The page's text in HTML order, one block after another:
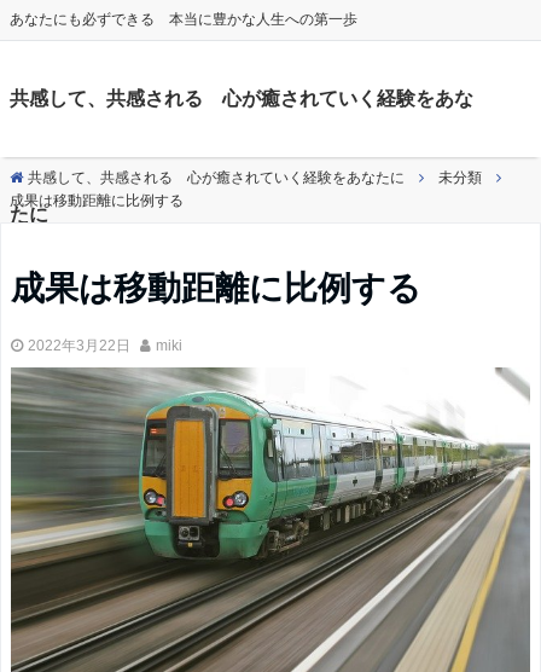
あなたにも必ずできる 本当に豊かな人生への第一歩
共感して、共感される 心が癒されていく経験をあな
たに
共感して、共感される 心が癒されていく経験をあなたに
未分類
成果は移動距離に比例する
成果は移動距離に比例する
2022年3月22日 miki